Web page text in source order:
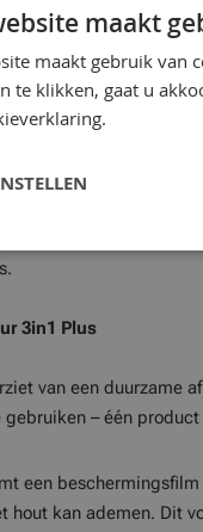
beits kan ook als
schuttingen, gevels
3in1 Plus
van een duurzame
– één
een
hout kan ademen. Dit
maakt
maakt gebruik van
te klikken, gaat u